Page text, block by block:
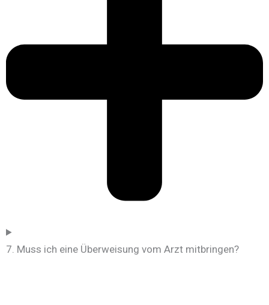
7. Muss ich eine Überweisung vom Arzt mitbringen?